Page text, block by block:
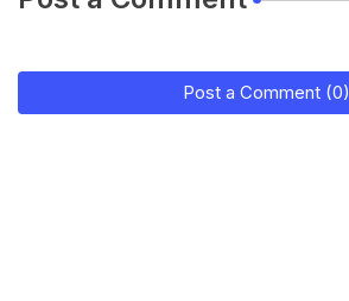
Post a Comment (0)